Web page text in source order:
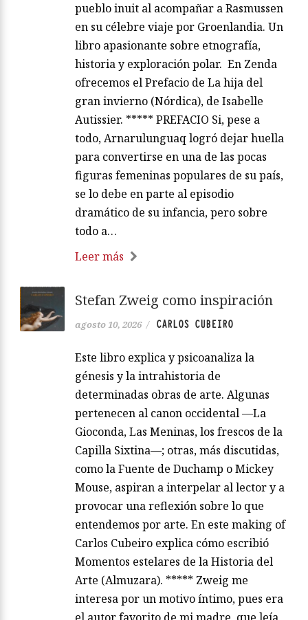
pueblo inuit al acompañar a Rasmussen
en su célebre viaje por Groenlandia. Un
libro apasionante sobre etnografía,
historia y exploración polar. En Zenda
ofrecemos el Prefacio de La hija del
gran invierno (Nórdica), de Isabelle
Autissier. ***** PREFACIO Si, pese a
todo, Arnarulunguaq logró dejar huella
para convertirse en una de las pocas
figuras femeninas populares de su país,
se lo debe en parte al episodio
dramático de su infancia, pero sobre
todo a…
Leer más
Stefan Zweig como inspiración
agosto 10, 2026 / CARLOS CUBEIRO
Este libro explica y psicoanaliza la
génesis y la intrahistoria de
determinadas obras de arte. Algunas
pertenecen al canon occidental —La
Gioconda, Las Meninas, los frescos de la
Capilla Sixtina—; otras, más discutidas,
como la Fuente de Duchamp o Mickey
Mouse, aspiran a interpelar al lector y a
provocar una reflexión sobre lo que
entendemos por arte. En este making of
Carlos Cubeiro explica cómo escribió
Momentos estelares de la Historia del
Arte (Almuzara). ***** Zweig me
interesa por un motivo íntimo, pues era